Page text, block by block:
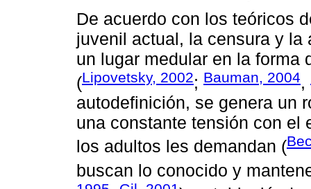
De acuerdo con los teóricos
juvenil actual, la censura y la
un lugar medular en la forma
(Lipovetsky, 2002; Bauman, 2004,
autodefinición, se genera un
una constante tensión con el
los adultos les demandan (
buscan lo conocido y